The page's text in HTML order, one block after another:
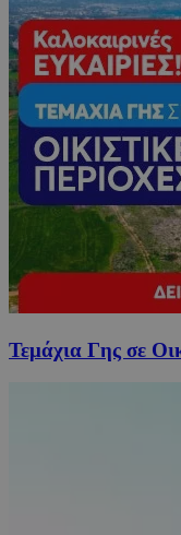
Τεμάχια Γης σε